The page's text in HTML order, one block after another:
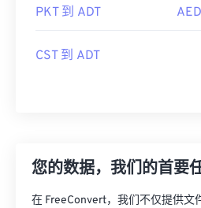
PKT 到 ADT
CST 到 ADT
您的数据，我们的首要
在 FreeConvert，我们不仅提供文